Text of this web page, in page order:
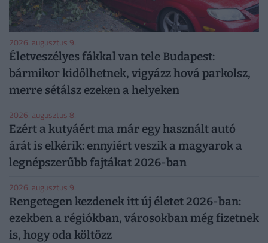
2026. augusztus 9.
Életveszélyes fákkal van tele Budapest:
bármikor kidőlhetnek, vigyázz hová parkolsz,
merre sétálsz ezeken a helyeken
2026. augusztus 8.
Ezért a kutyáért ma már egy használt autó
árát is elkérik: ennyiért veszik a magyarok a
legnépszerűbb fajtákat 2026-ban
2026. augusztus 9.
Rengetegen kezdenek itt új életet 2026-ban:
ezekben a régiókban, városokban még fizetnek
is, hogy oda költözz